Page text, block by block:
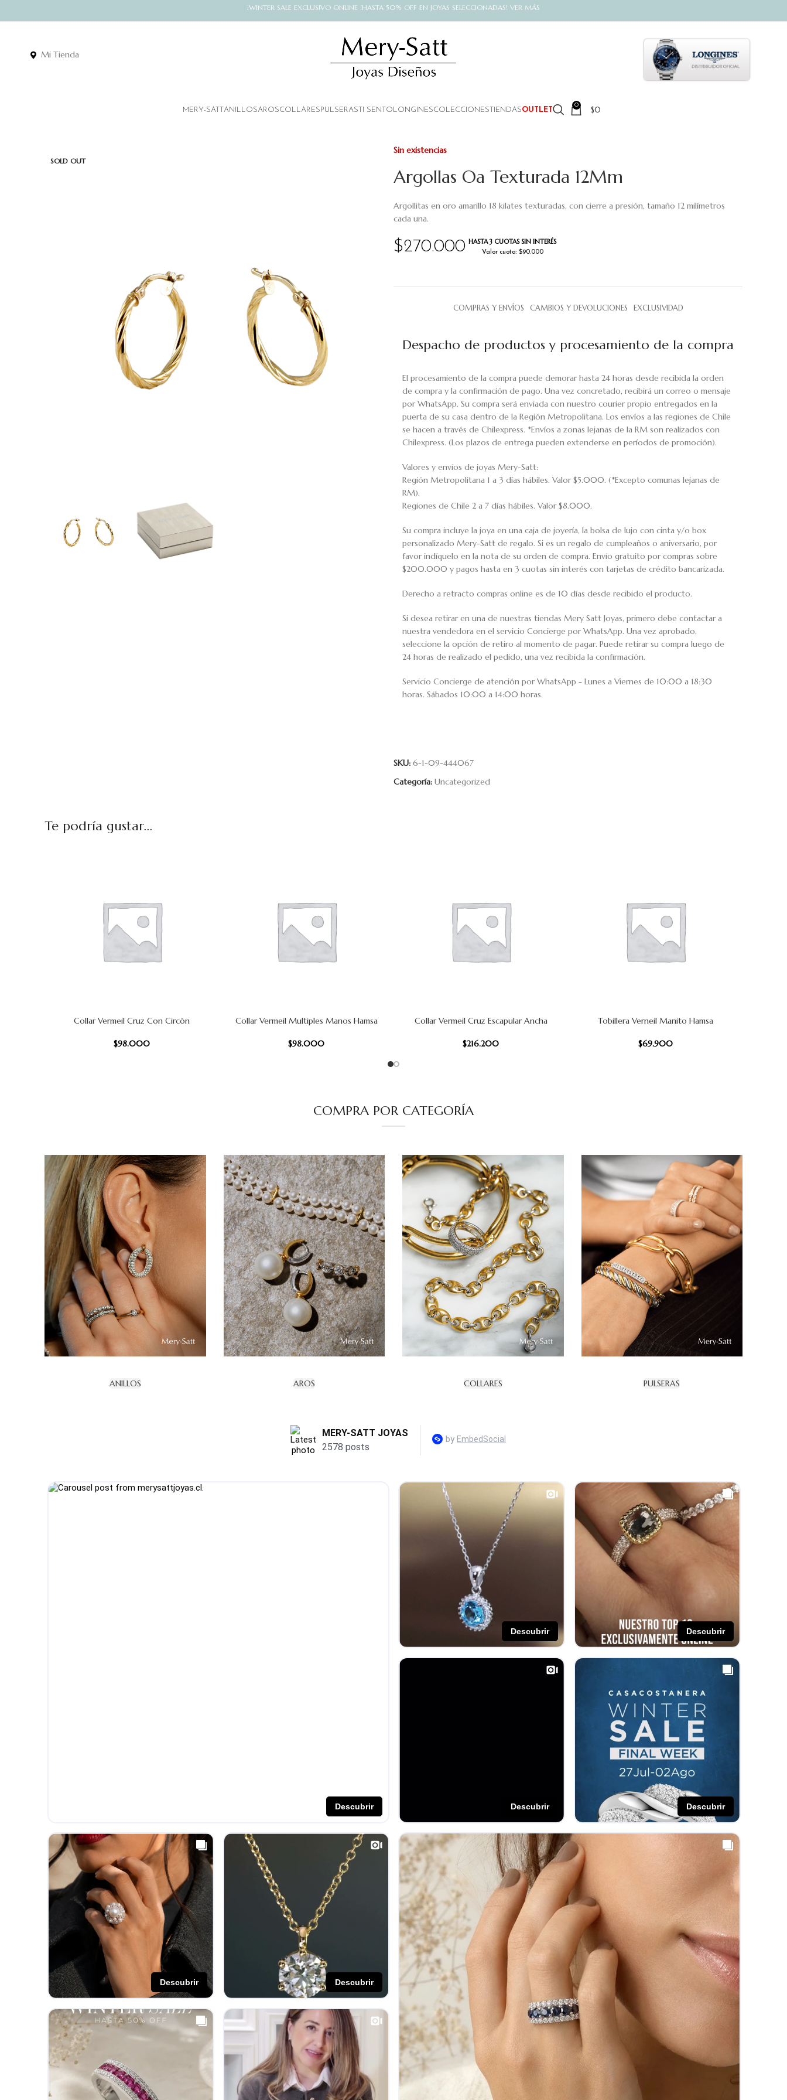
¡WINTER SALE EXCLUSIVO ONLINE ¡HASTA 50% OFF EN JOYAS SELECCIONADAS! VER MÁS
Mi Tienda
MERY-SATTANILLOSAROSCOLLARES PULSERASTI SENTO LONGINESCOLECCIONESTIENDASOUTLET
0 $0
SOLD OUT
Argollas Oa Texturada 12Mm
$270.000 HASTA 3 CUOTAS SIN INTERÉS
Valor cuota: $90.000
Argollitas en oro amarillo 18 kilates texturadas, con cierre a presión, tamaño 12 milímetros
cada una.
Sin existencias
COMPRAS Y ENVÍOS CAMBIOS Y DEVOLUCIONES EXCLUSIVIDAD
Despacho de productos y procesamiento de la compra
El procesamiento de la compra puede demorar hasta 24 horas desde recibida la orden
de compra y la confirmación de pago. Una vez concretado, recibirá un correo o mensaje
por WhatsApp. Su compra será enviada con nuestro courier propio entregados en la
puerta de su casa dentro de la Región Metropolitana. Los envíos a las regiones de Chile
se hacen a través de Chilexpress. *Envíos a zonas lejanas de la RM son realizados con
Chilexpress. (Los plazos de entrega pueden extenderse en períodos de promoción).
Valores y envíos de joyas Mery-Satt:
Región Metropolitana 1 a 3 días hábiles. Valor $5.000. (*Excepto comunas lejanas de
RM).
Regiones de Chile 2 a 7 días hábiles. Valor $8.000.
Su compra incluye la joya en una caja de joyería, la bolsa de lujo con cinta y/o box
personalizado Mery-Satt de regalo. Si es un regalo de cumpleaños o aniversario, por
favor indíquelo en la nota de su orden de compra. Envío gratuito por compras sobre
$200.000 y pagos hasta en 3 cuotas sin interés con tarjetas de crédito bancarizada.
Derecho a retracto compras online es de 10 días desde recibido el producto.
Si desea retirar en una de nuestras tiendas Mery Satt Joyas, primero debe contactar a
nuestra vendedora en el servicio Concierge por WhatsApp. Una vez aprobado,
seleccione la opción de retiro al momento de pagar. Puede retirar su compra luego de
24 horas de realizado el pedido, una vez recibida la confirmación.
Servicio Concierge de atención por WhatsApp - Lunes a Viernes de 10:00 a 18:30
horas. Sábados 10:00 a 14:00 horas.
SKU: 6-1-09-444067
Categoría: Uncategorized
Te podría gustar...
AÑADIR AL CARRITO
Collar Vermeil Cruz Con Circòn
$98.000
AÑADIR AL CARRITO
Collar Vermeil Multiples Manos Hamsa
$98.000
AÑADIR AL CARRITO
Collar Vermeil Cruz Escapular Ancha
$216.200
AÑADIR AL CARRITO
Tobillera Verneil Manito Hamsa
$69.900
COMPRA POR CATEGORÍA
ANILLOS AROS COLLARES PULSERAS